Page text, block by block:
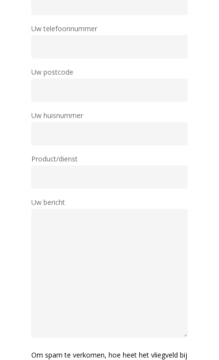
Uw telefoonnummer
Uw postcode
Uw huisnummer
Product/dienst
Uw bericht
Om spam te verkomen, hoe heet het vliegveld bij